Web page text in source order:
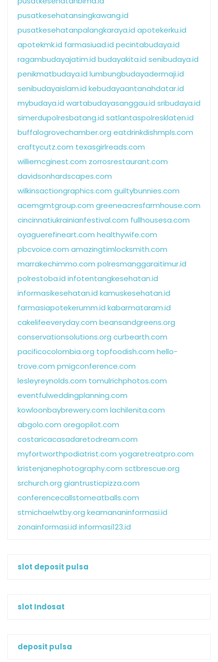
pusatkesehatansingkawang.id
pusatkesehatanpalangkaraya.id apotekerku.id
apotekmk.id farmasiuad.id pecintabudaya.id
ragambudayajatim.id budayakita.id senibudaya.id
penikmatbudaya.id lumbungbudayadermaji.id
senibudayaislam.id kebudayaantanahdatar.id
mybudaya.id wartabudayasanggau.id sribudaya.id
simerdupolresbatang.id satlantaspolresklaten.id
buffalogrovechamber.org eatdrinkdishmpls.com
craftycutz.com texasgirlreads.com
williemcginest.com zorrosrestaurant.com
davidsonhardscapes.com
wilkinsactiongraphics.com guiltybunnies.com
acemgmtgroup.com greeneacresfarmhouse.com
cincinnatiukrainianfestival.com fullhousesa.com
oyaguerefineart.com healthywife.com
pbcvoice.com amazingtimlocksmith.com
marrakechimmo.com polresmanggaraitimur.id
polrestoba.id infotentangkesehatan.id
informasikesehatan.id kamuskesehatan.id
farmasiapotekerumm.id kabarmataram.id
cakelifeeveryday.com beansandgreens.org
conservationsolutions.org curbearth.com
pacificocolombia.org topfoodish.com hello-
trove.com pmigconference.com
lesleyreynolds.com tomulrichphotos.com
eventfulweddingplanning.com
kowloonbaybrewery.com lachilenita.com
abgolo.com oregopilot.com
costaricacasadaretodream.com
myfortworthpodiatrist.com yogaretreatpro.com
kristenjanephotography.com sctbrescue.org
srchurch.org giantrusticpizza.com
conferencecallstomeatballs.com
stmichaelwtby.org keamananinformasi.id
zonainformasi.id informasi123.id
slot deposit pulsa
slot Indosat
deposit pulsa